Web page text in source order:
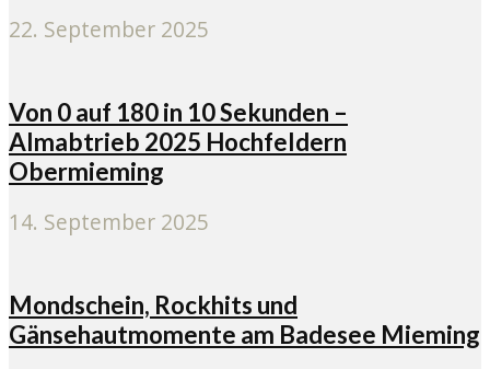
22. September 2025
Von 0 auf 180 in 10 Sekunden –
Almabtrieb 2025 Hochfeldern
Obermieming
14. September 2025
Mondschein, Rockhits und
Gänsehautmomente am Badesee Mieming